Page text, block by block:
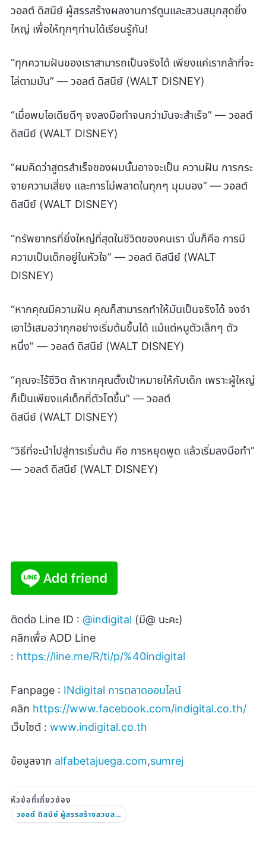
วอลต์ ดิสนีย์ ผู้สรรสร้างผลงานการ์ตูนและสวนสนุกสุดยิ่ง
ใหญ่ เพื่อให้ทุกๆท่านได้เรียนรู้กัน!
“ทุกความฝันของเราสามารถเป็นจริงได้ เพียงแค่เรากล้าที่จะ
ไล่ตามมัน” — วอลต์ ดิสนีย์ (WALT DISNEY)
“เมื่อพบไอเดียดีๆ จงลงมือทำจนกว่ามันจะสำเร็จ” — วอลต์
ดิสนีย์ (WALT DISNEY)
“ผมคิดว่าสูตรสำเร็จของผมนั้นอาจจะเป็น ความฝัน การกระ
จายความเสี่ยง และการไม่พลาดในทุกๆ มุมมอง” — วอลต์
ดิสนีย์ (WALT DISNEY)
“ทรัพยากรที่ยิ่งใหญ่ที่สุดในชีวิตของคนเรา นั่นก็คือ การมี
ความเป็นเด็กอยู่ในหัวใจ” — วอลต์ ดิสนีย์ (WALT
DISNEY)
“หากคุณมีความฝัน คุณก็สามารถทำให้มันเป็นจริงได้ จงจำ
เอาไว้เสมอว่าทุกอย่างเริ่มต้นขึ้นได้ แม้แต่หนูตัวเล็กๆ ตัว
หนึ่ง” — วอลต์ ดิสนีย์ (WALT DISNEY)
“คุณจะไร้ชีวิต ถ้าหากคุณตั้งเป้าหมายให้กับเด็ก เพราะผู้ใหญ่
ก็เป็นเพียงแค่เด็กที่ตัวโตขึ้น” — วอลต์
ดิสนีย์ (WALT DISNEY)
“วิธีที่จะนำไปสู่การเริ่มต้น คือ การหยุดพูด แล้วเริ่มลงมือทำ”
— วอลต์ ดิสนีย์ (WALT DISNEY)
ติดต่อ Line ID : @indigital (มี@ นะคะ)
คลิกเพื่อ ADD Line
: https://line.me/R/ti/p/%40indigital
Fanpage : INdigital การตลาดออนไลน์
คลิก https://www.facebook.com/indigital.co.th/
เว็บไซต์ : www.indigital.co.th
ข้อมูลจาก alfabetajuega.com,sumrej
วอลต์ ดิสนีย์ ผู้สรรสร้างสวนสนุกแห่งความสุข